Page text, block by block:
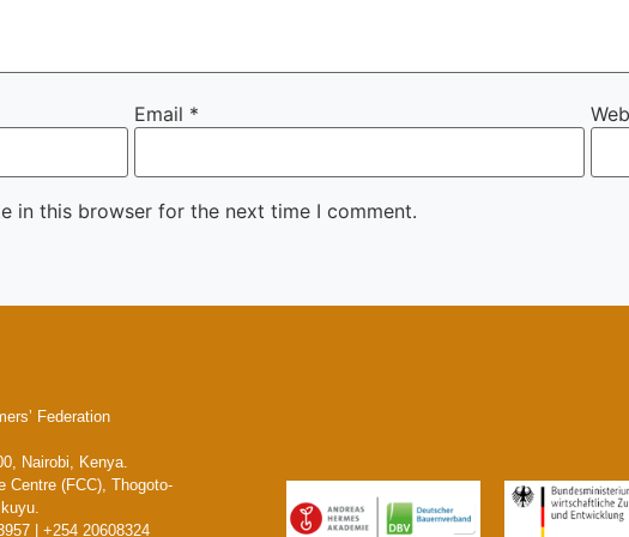
Email *
in this browser for the next time I comment.
Federation
Nairobi, Kenya.
Centre (FCC), Thogoto-
| +254 20608324